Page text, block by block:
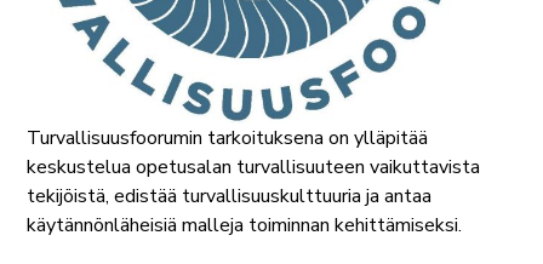
Turvallisuusfoorumin tarkoituksena on ylläpitää
keskustelua opetusalan turvallisuuteen vaikuttavista
tekijöistä, edistää turvallisuuskulttuuria ja antaa
käytännönläheisiä malleja toiminnan kehittämiseksi.